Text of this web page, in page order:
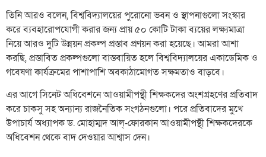
তিনি আরও বলেন, বিশ্ববিদ্যালয়ের পুরোনো ভবন ও স্থাপনাগুলো সংস্কার
করে ব্যবহারোপযোগী করার জন্য প্রায় ৫০ কোটি টাকা ব্যয়ের লক্ষ্যমাত্রা
নিয়ে আরও দুটি উন্নয়ন প্রকল্প প্রস্তাব প্রণয়ন করা হয়েছে। আমরা আশা
করছি, প্রস্তাবিত প্রকল্পগুলো বাস্তবায়িত হলে বিশ্ববিদ্যালয়ের একাডেমিক ও
গবেষণা কার্যক্রমের পাশাপাশি অবকাঠামোগত সক্ষমতাও বাড়বে।
এর আগে সিনেট অধিবেশনে আওয়ামীপন্থী শিক্ষকদের অংশগ্রহণের প্রতিবাদ
করে চাকসু সহ অন্যান্য রাজনৈতিক সংগঠনগুলো। পরে প্রতিবাদের মুখে
উপাচার্য অধ্যাপক ড. মোহাম্মদ আল্-ফোরকান আওয়ামীপন্থী শিক্ষকদেরকে
অধিবেশন থেকে বাদ দেওয়ার আশ্বাস দেন।